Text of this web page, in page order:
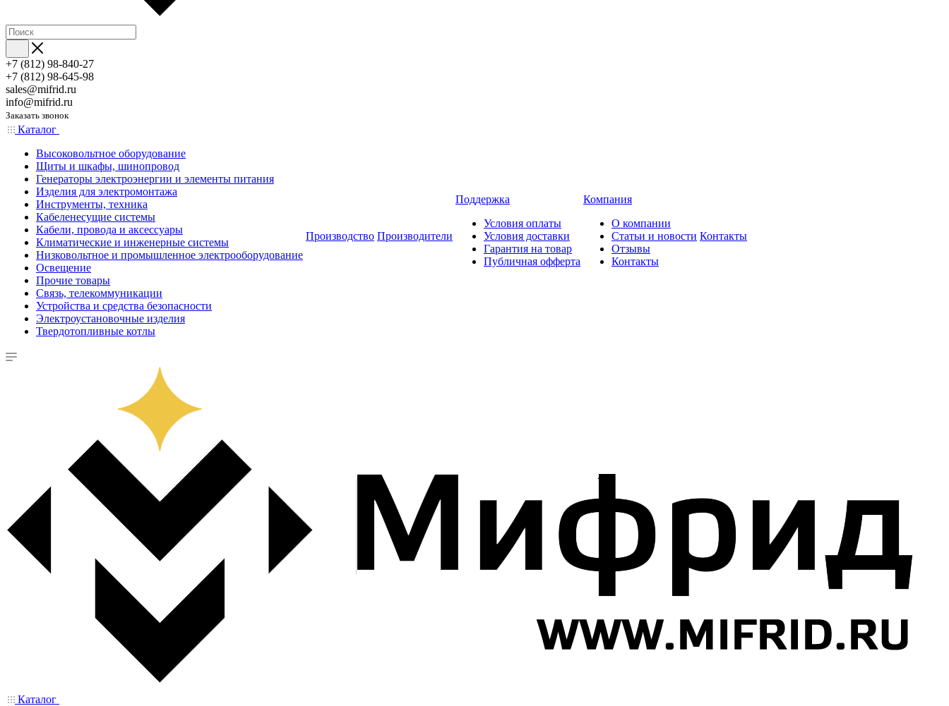
+7 (812) 98-840-27
+7 (812) 98-645-98
sales@mifrid.ru
info@mifrid.ru
Заказать звонок
Каталог
Высоковольтное оборудование
Щиты и шкафы, шинопровод
Генераторы электроэнергии и элементы питания
Изделия для электромонтажа
Инструменты, техника
Кабеленесущие системы
Кабели, провода и аксессуары
Климатические и инженерные системы
Низковольтное и промышленное электрооборудование
Освещение
Прочие товары
Связь, телекоммуникации
Устройства и средства безопасности
Электроустановочные изделия
Твердотопливные котлы
Производство Производители
Поддержка
Условия оплаты
Условия доставки
Гарантия на товар
Публичная офферта
Компания
О компании
Статьи и новости
Отзывы
Контакты
Контакты
Каталог